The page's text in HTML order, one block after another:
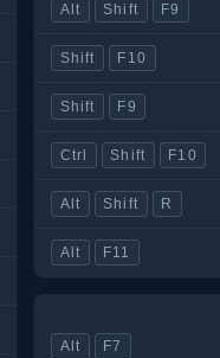
Alt Shift F9
Shift F10
Shift F9
Ctrl Shift F10
Alt Shift R
Alt F11
Alt F7